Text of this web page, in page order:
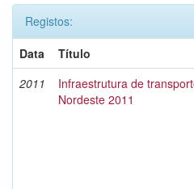
Registos:
Data
Título
2011
Infraestrutura de
Nordeste 2011